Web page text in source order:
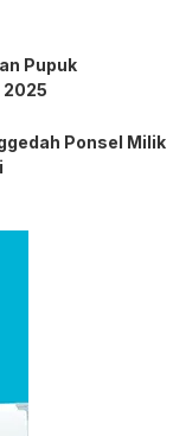
Pupuk
2025
Ponsel Milik